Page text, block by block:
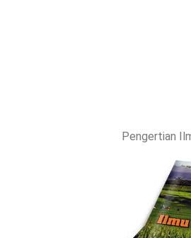
Pengertian